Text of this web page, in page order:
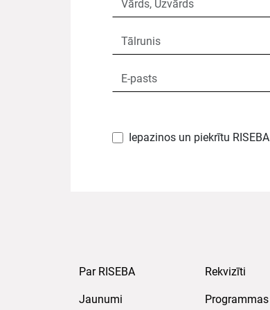
Iepazinos un piekrītu RISEBA
Par RISEBA Rekvizīti
Jaunumi Programmas